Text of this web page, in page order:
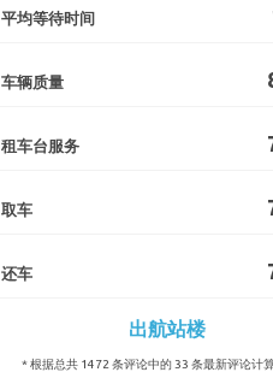
平均等待时间
车辆质量
租车台服务
取车
还车
出航站楼
* 根据总共 1472 条评论中的 33 条最新评论计算